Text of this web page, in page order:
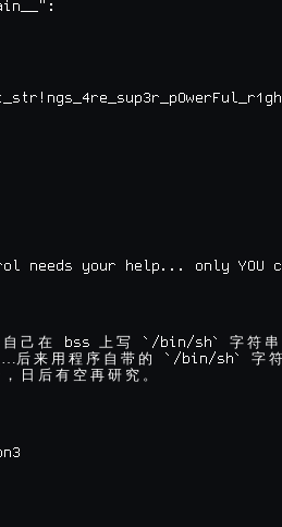
needs your help... only
自 己 在 bss 上 写 `/bin/sh` 字 符 串
后 来 用 程 序 自 带 的 `/bin/sh` 字 符
， 日 后 有 空 再 研 究 。